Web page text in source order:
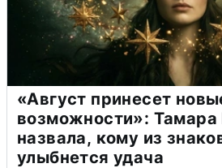
«Август принесет
возможности»: Тамара
назвала, кому из
улыбнется удача